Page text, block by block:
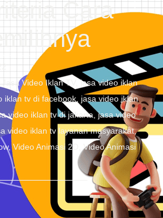
Cara
Jasa Video Iklan TV ,jasa video iklan
iklan tv di facebook jasa video iklan
video iklan tv di jakarta ,jasa video
video iklan tv layanan masyarakat,
,Video Animasi 2D
Video Animasi